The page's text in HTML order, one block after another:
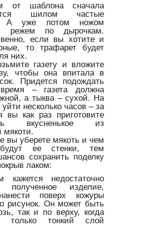
от шаблона сначала
шилом частые
А уже потом ножом
режем по дырочкам.
если вы хотите и
то трафарет будет
них.
газету и вложите
чтобы она впитала в
Придется подождать
время – газета должна
а тыква – сухой. На
несколько часов – за
вы как раз приготовите
вкусненькое из
мякоти.
вы уберете мякоть и чем
ее стенки, тем
сохранить поделку
лаком:
кажется недостаточно
полученное изделие,
поверх кожуры
рисунок. Он может быть
так и по верху, когда
только тонкий слой